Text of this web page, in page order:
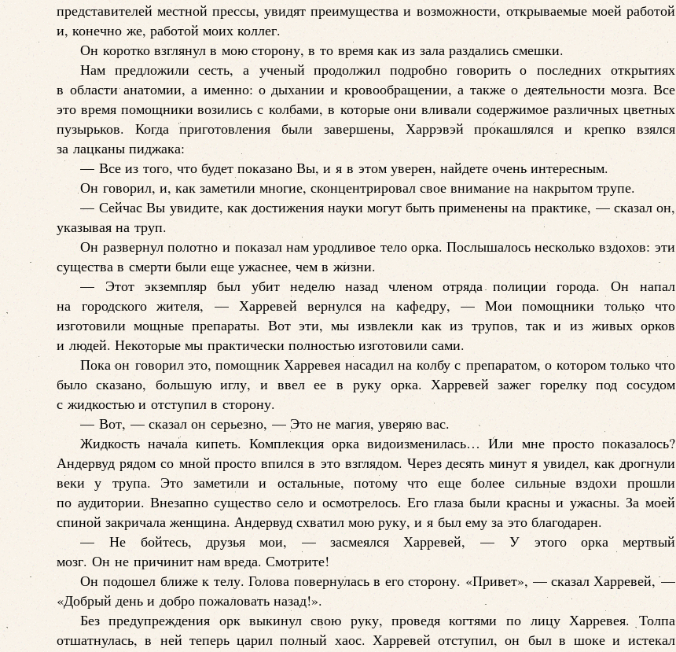
представителей местной прессы, увидят преимущества и возможности, открываемые моей работой
и, конечно же, работой моих коллег.
Он коротко взглянул в мою сторону, в то время как из зала раздались смешки.
Нам предложили сесть, а ученый продолжил подробно говорить о последних открытиях
в области анатомии, а именно: о дыхании и кровообращении, а также о деятельности мозга. Все
это время помощники возились с колбами, в которые они вливали содержимое различных цветных
пузырьков. Когда приготовления были завершены, Харрэвэй прокашлялся и крепко взялся
за лацканы пиджака:
— Все из того, что будет показано Вы, и я в этом уверен, найдете очень интересным.
Он говорил, и, как заметили многие, сконцентрировал свое внимание на накрытом трупе.
— Сейчас Вы увидите, как достижения науки могут быть применены на практике, — сказал он,
указывая на труп.
Он развернул полотно и показал нам уродливое тело орка. Послышалось несколько вздохов: эти
существа в смерти были еще ужаснее, чем в жизни.
— Этот экземпляр был убит неделю назад членом отряда полиции города. Он напал
на городского жителя, — Харревей вернулся на кафедру, — Мои помощники только что
изготовили мощные препараты. Вот эти, мы извлекли как из трупов, так и из живых орков
и людей. Некоторые мы практически полностью изготовили сами.
Пока он говорил это, помощник Харревея насадил на колбу с препаратом, о котором только что
было сказано, большую иглу, и ввел ее в руку орка. Харревей зажег горелку под сосудом
с жидкостью и отступил в сторону.
— Вот, — сказал он серьезно, — Это не магия, уверяю вас.
Жидкость начала кипеть. Комплекция орка видоизменилась… Или мне просто показалось?
Андервуд рядом со мной просто впился в это взглядом. Через десять минут я увидел, как дрогнули
веки у трупа. Это заметили и остальные, потому что еще более сильные вздохи прошли
по аудитории. Внезапно существо село и осмотрелось. Его глаза были красны и ужасны. За моей
спиной закричала женщина. Андервуд схватил мою руку, и я был ему за это благодарен.
— Не бойтесь, друзья мои, — засмеялся Харревей, — У этого орка мертвый
мозг. Он не причинит нам вреда. Смотрите!
Он подошел ближе к телу. Голова повернулась в его сторону. «Привет», — сказал Харревей, —
«Добрый день и добро пожаловать назад!».
Без предупреждения орк выкинул свою руку, проведя когтями по лицу Харревея. Толпа
отшатнулась, в ней теперь царил полный хаос. Харревей отступил, он был в шоке и истекал